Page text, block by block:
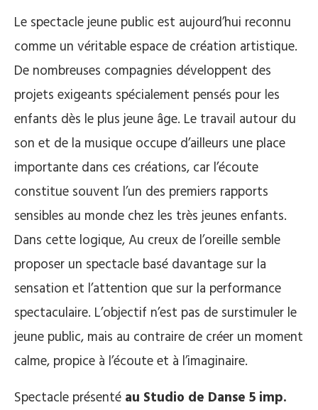
Le spectacle jeune public est aujourd’hui reconnu
comme un véritable espace de création artistique.
De nombreuses compagnies développent des
projets exigeants spécialement pensés pour les
enfants dès le plus jeune âge. Le travail autour du
son et de la musique occupe d’ailleurs une place
importante dans ces créations, car l’écoute
constitue souvent l’un des premiers rapports
sensibles au monde chez les très jeunes enfants.
Dans cette logique, Au creux de l’oreille semble
proposer un spectacle basé davantage sur la
sensation et l’attention que sur la performance
spectaculaire. L’objectif n’est pas de surstimuler le
jeune public, mais au contraire de créer un moment
calme, propice à l’écoute et à l’imaginaire.
Spectacle présenté au Studio de Danse 5 imp.